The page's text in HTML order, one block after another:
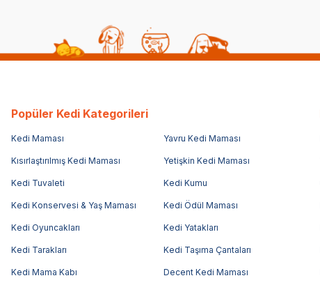
Popüler Kedi Kategorileri
Kedi Maması Yavru Kedi Maması
Kısırlaştırılmış Kedi Maması Yetişkin Kedi Maması
Kedi Tuvaleti Kedi Kumu
Kedi Konservesi & Yaş Maması Kedi Ödül Maması
Kedi Oyuncakları Kedi Yatakları
Kedi Tarakları Kedi Taşıma Çantaları
Kedi Mama Kabı Decent Kedi Maması